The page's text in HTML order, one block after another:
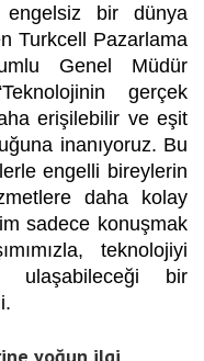
engelsiz bir dünya
Turkcell Pazarlama
Genel Müdür
gerçek
erişilebilir ve eşit
inanıyoruz. Bu
engelli bireylerin
daha kolay
sadece konuşmak
teknolojiyi
ulaşabileceği bir
yoğun ilgi